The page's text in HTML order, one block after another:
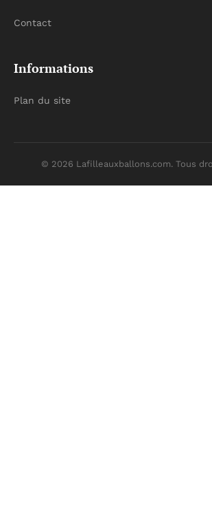
Contact
Informations
Plan du site
© 2026 Lafilleauxballons.com. Tous